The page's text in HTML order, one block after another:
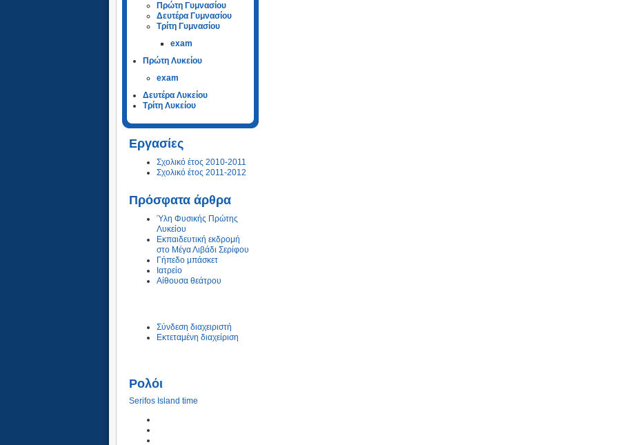
Πρώτη Γυμνασίου
Δευτέρα Γυμνασίου
Τρίτη Γυμνασίου
exam
Πρώτη Λυκείου
exam
Δευτέρα Λυκείου
Τρίτη Λυκείου
Εργασίες
Σχολικό έτος 2010-2011
Σχολικό έτος 2011-2012
Πρόσφατα άρθρα
Ύλη Φυσικής Πρώτης
Λυκείου
Εκπαιδευτική εκδρομή
στο Μέγα Λιβάδι Σερίφου
Γήπεδο μπάσκετ
Ιατρείο
Αίθουσα θεάτρου
Σύνδεση διαχειριστή
Εκτεταμένη διαχείριση
Ρολόι
Serifos Island time